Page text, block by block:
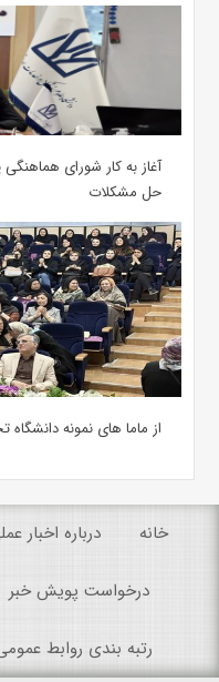
آغاز به کار شورای
حل مشکلات
از ماما های نمونه دانشگاه
خانه درباره اخبار
درخواست پویش خبر
رتبه بندی روابط